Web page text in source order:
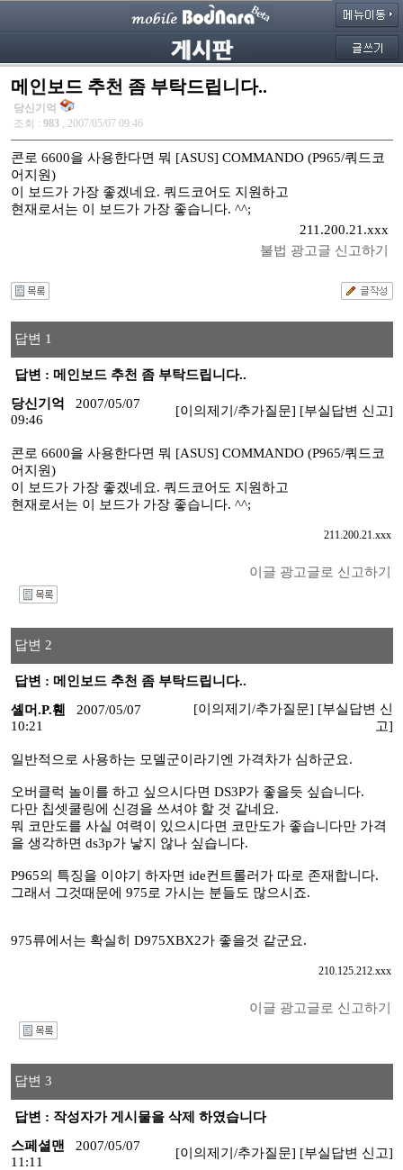
메인보드 추천 좀 부탁드립니다..
당신기억
조회 : 983 , 2007/05/07 09:46
콘로 6600을 사용한다면 뭐 [ASUS] COMMANDO (P965/쿼드코
어지원)
이 보드가 가장 좋겠네요. 쿼드코어도 지원하고
현재로서는 이 보드가 가장 좋습니다. ^^;
211.200.21.xxx
불법 광고글 신고하기
답변 1
답변 : 메인보드 추천 좀 부탁드립니다..
당신기억
2007/05/07
09:46
[이의제기/추가질문] [부실답변 신고]
콘로 6600을 사용한다면 뭐 [ASUS] COMMANDO (P965/쿼드코
어지원)
이 보드가 가장 좋겠네요. 쿼드코어도 지원하고
현재로서는 이 보드가 가장 좋습니다. ^^;
211.200.21.xxx
이글 광고글로 신고하기
답변 2
답변 : 메인보드 추천 좀 부탁드립니다..
셸머.P.휀
2007/05/07
10:21
[이의제기/추가질문] [부실답변 신
고]
일반적으로 사용하는 모델군이라기엔 가격차가 심하군요.
오버클럭 놀이를 하고 싶으시다면 DS3P가 좋을듯 싶습니다.
다만 칩셋쿨링에 신경을 쓰셔야 할 것 같네요.
뭐 코만도를 사실 여력이 있으시다면 코만도가 좋습니다만 가격
을 생각하면 ds3p가 낳지 않나 싶습니다.
P965의 특징을 이야기 하자면 ide컨트롤러가 따로 존재합니다.
그래서 그것때문에 975로 가시는 분들도 많으시죠.
975류에서는 확실히 D975XBX2가 좋을것 같군요.
210.125.212.xxx
이글 광고글로 신고하기
답변 3
답변 : 작성자가 게시물을 삭제 하였습니다
스페셜맨
2007/05/07
11:11
[이의제기/추가질문] [부실답변 신고]